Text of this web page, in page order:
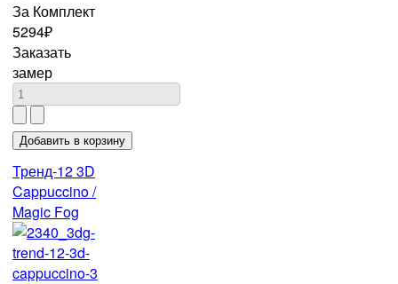
За Комплект
5294₽
Заказать
замер
Тренд-12 3D
Cappuccino /
Magic Fog